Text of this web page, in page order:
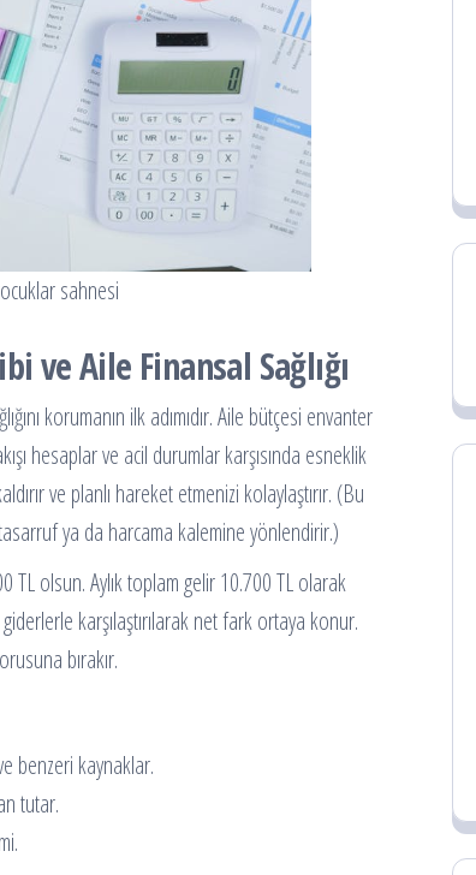
sahnesi
ve Aile Finansal Sağlığı
korumanın ilk adımıdır. Aile bütçesi envanter
hesaplar ve acil durumlar karşısında esneklik
ve planlı hareket etmenizi kolaylaştırır. (Bu
ya da harcama kalemine yönlendirir.)
TL olsun. Aylık toplam gelir 10.700 TL olarak
karşılaştırılarak net fark ortaya konur.
bırakır.
benzeri kaynaklar.
tutar.